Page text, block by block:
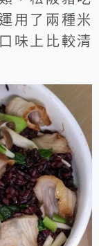
用了兩種米
味上比較清